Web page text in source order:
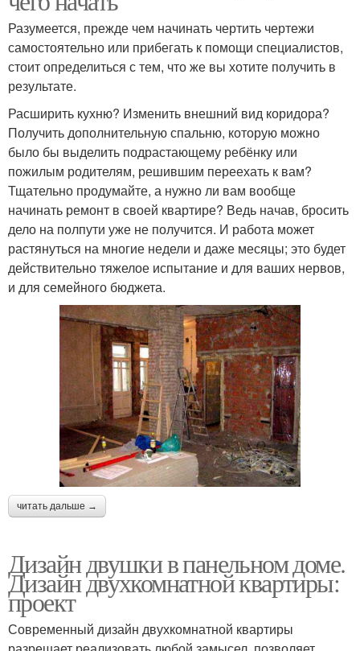
Разумеется, прежде чем начинать чертить чертежи
самостоятельно или прибегать к помощи специалистов,
стоит определиться с тем, что же вы хотите получить в
результате.
Расширить кухню? Изменить внешний вид коридора?
Получить дополнительную спальню, которую можно
было бы выделить подрастающему ребёнку или
пожилым родителям, решившим переехать к вам?
Тщательно продумайте, а нужно ли вам вообще
начинать ремонт в своей квартире? Ведь начав, бросить
дело на полпути уже не получится. И работа может
растянуться на многие недели и даже месяцы; это будет
действительно тяжелое испытание и для ваших нервов,
и для семейного бюджета.
читать дальше →
Дизайн двушки в панельном доме.
Дизайн двухкомнатной квартиры:
проект
Современный дизайн двухкомнатной квартиры